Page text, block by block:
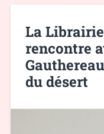
La
rencontre
du désert